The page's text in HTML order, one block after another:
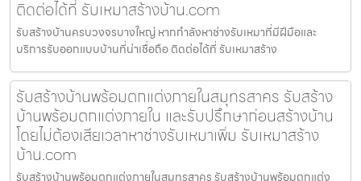
ติดต่อได้ที่ รับเหมาสร้างบ้าน.com
รับสร้างบ้านครบวงจรบางใหญ่ หากกำลังหาช่างรับเหมาที่มีฝีมือและ
บริการรับออกแบบบ้านที่น่าเชื่อถือ ติดต่อได้ที่ รับเหมาสร้าง
รับสร้างบ้านพร้อมตกแต่งภายในสมุทรสาคร รับสร้าง
บ้านพร้อมตกแต่งภายใน และรับปรึกษาก่อนสร้างบ้าน
โดยไม่ต้องเสียเวลาหาช่างรับเหมาเพิ่ม รับเหมาสร้าง
บ้าน.com
รับสร้างบ้านพร้อมตกแต่งภายในสมุทรสาคร รับสร้างบ้านพร้อมตกแต่ง